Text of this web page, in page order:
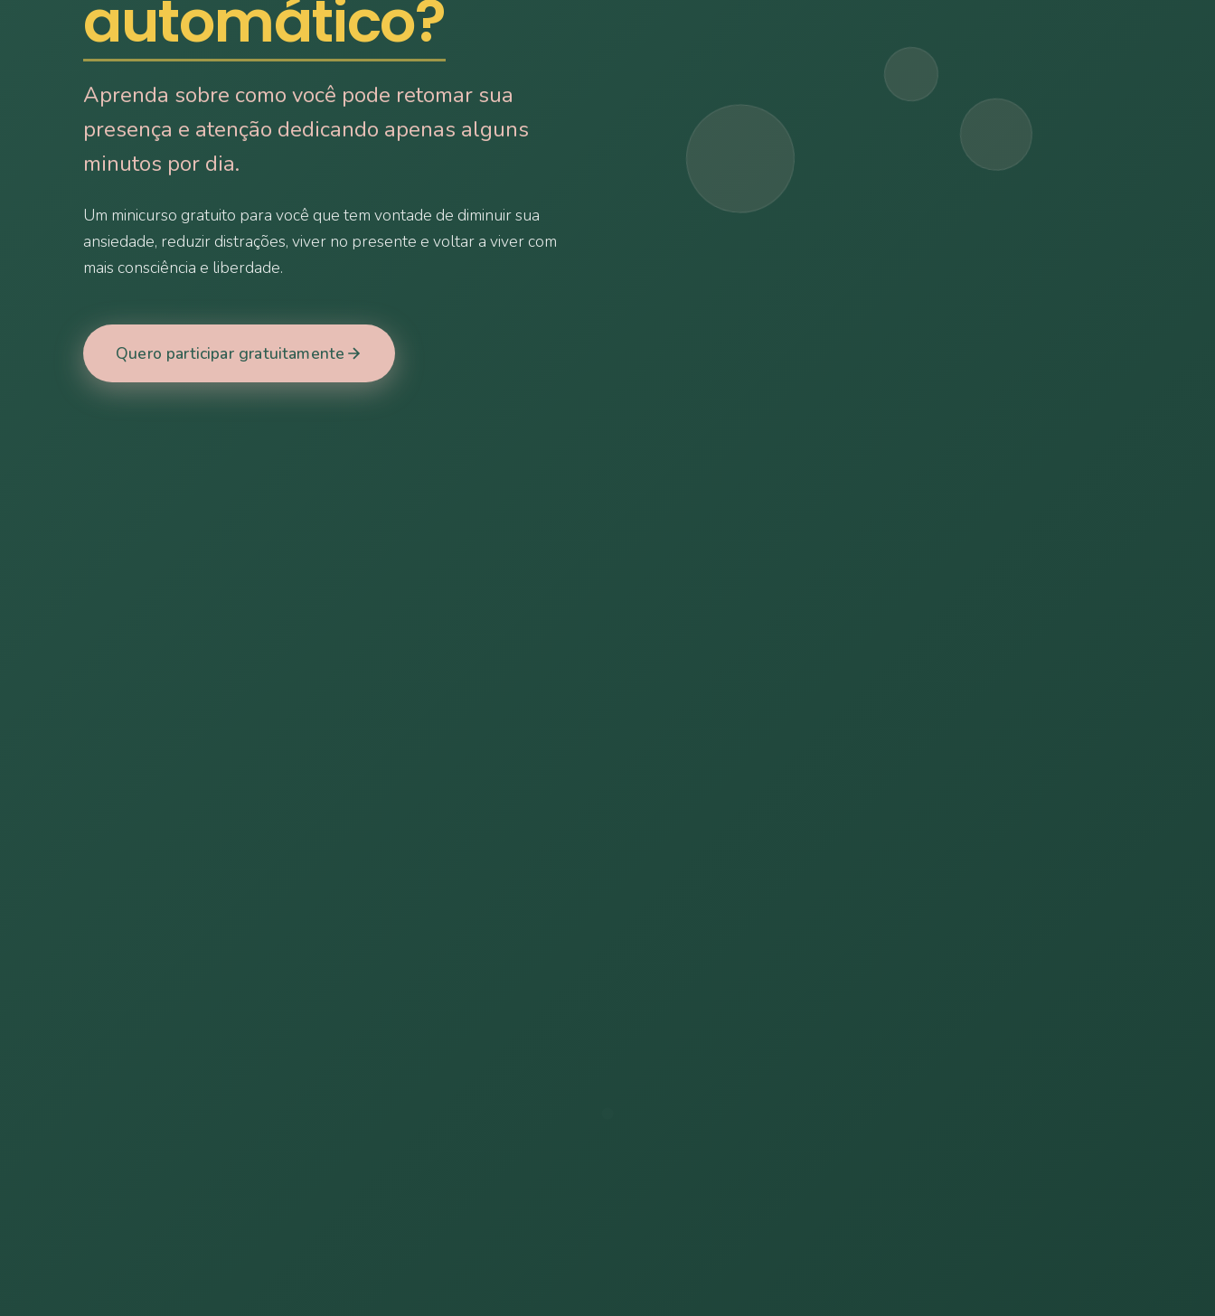
automático?
Aprenda sobre como você pode retomar sua
presença e atenção dedicando apenas alguns
minutos por dia.
Um minicurso gratuito para você que tem vontade de diminuir sua
ansiedade, reduzir distrações, viver no presente e voltar a viver com
mais consciência e liberdade.
Quero participar gratuitamente